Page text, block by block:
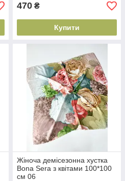
470 ₴
Купити
Жіноча демісезонна хустка
Bona Sera з квітами 100*100
см 06